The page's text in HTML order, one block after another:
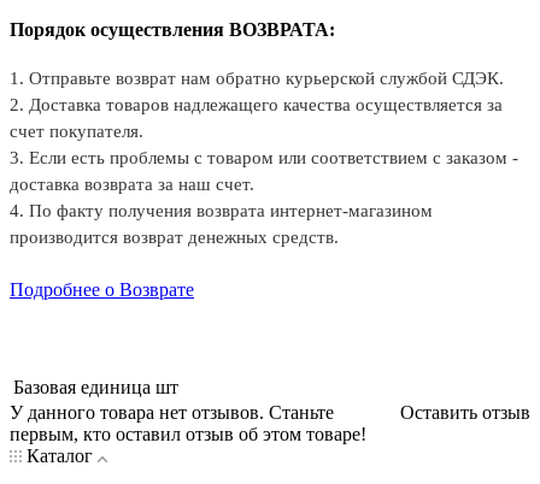
Порядок осуществления ВОЗВРАТА:
1. Отправьте возврат нам обратно курьерской службой СДЭК.
2. Доставка товаров надлежащего качества осуществляется за
счет покупателя.
3. Если есть проблемы с товаром или соответствием с заказом -
доставка возврата за наш счет.
4. По факту получения возврата интернет-магазином
производится возврат денежных средств.
Подробнее о Возврате
Базовая единица шт
Оставить отзыв
У данного товара нет отзывов. Станьте
первым, кто оставил отзыв об этом товаре!
Каталог